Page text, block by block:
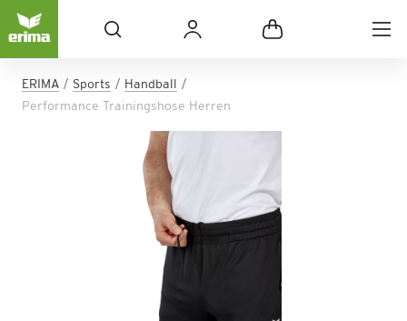
ERIMA Sports
Handball
Performance Trainingshose Herren